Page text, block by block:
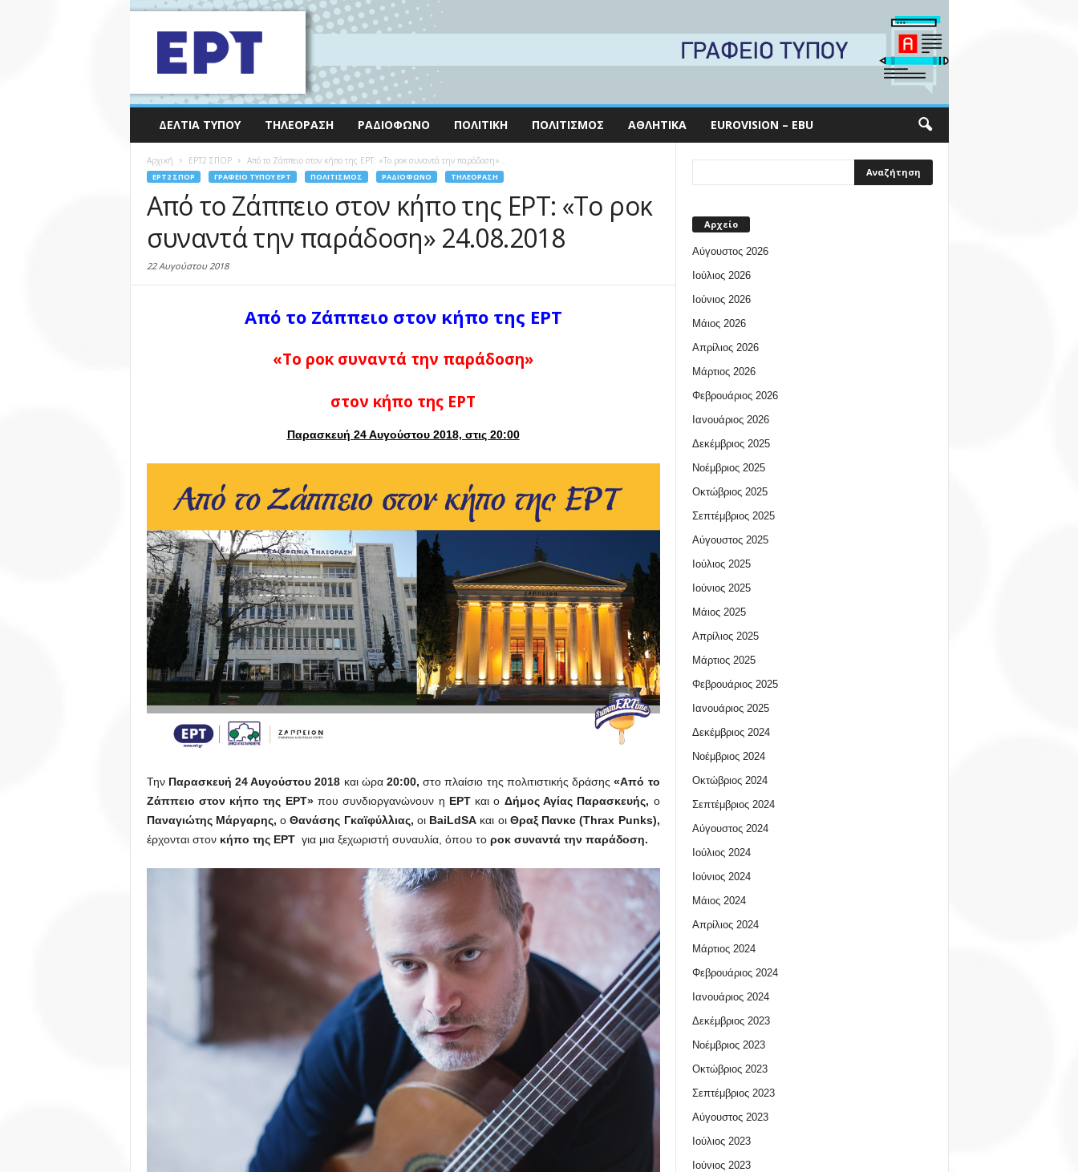
ΔΕΛΤΊΑ ΤΎΠΟΥ ΤΗΛΕΌΡΑΣΗ ΡΑΔΙΌΦΩΝΟ ΠΟΛΙΤΙΚΉ ΠΟΛΙΤΙΣΜΌΣ ΑΘΛΗΤΙΚΆ EUROVISION – EBU
Αρχική EΡΤ2 ΣΠΟΡ Από το Ζάππειο στον κήπο της ΕΡΤ: «Το ροκ συναντά την παράδοση»...
EΡΤ2 ΣΠΟΡ ΓΡΑΦΕΊΟ ΤΎΠΟΥ ΕΡΤ ΠΟΛΙΤΙΣΜΌΣ ΡΑΔΙΌΦΩΝΟ ΤΗΛΕΌΡΑΣΗ
Από το Ζάππειο στον κήπο της ΕΡΤ: «Το ροκ
συναντά την παράδοση» 24.08.2018
22 Αυγούστου 2018
Από το Ζάππειο στον κήπο της ΕΡΤ
«Το ροκ συναντά την παράδοση»
στον κήπο της ΕΡΤ
Παρασκευή 24 Αυγούστου 2018, στις 20:00
ΤηνΠαρασκευή 24 Αυγούστου 2018 και ώρα20:00,στο πλαίσιο της πολιτιστικής δράσης«Από το
Ζάππειο στον κήπο της ΕΡΤ» που συνδιοργανώνουν η ΕΡΤκαι ο Δήμος Αγίας Παρασκευής, ο
Παναγιώτης Μάργαρης, οΘανάσης Γκαϊφύλλιας, οι BaiLdSA και οι Θραξ Πανκc (Thrax Punks),
έρχονται στον κήπο της ΕΡΤ για μια ξεχωριστή συναυλία, όπου το ροκ συναντά την παράδοση.
Αρχείο
Αύγουστος 2026
Ιούλιος 2026
Ιούνιος 2026
Μάιος 2026
Απρίλιος 2026
Μάρτιος 2026
Φεβρουάριος 2026
Ιανουάριος 2026
Δεκέμβριος 2025
Νοέμβριος 2025
Οκτώβριος 2025
Σεπτέμβριος 2025
Αύγουστος 2025
Ιούλιος 2025
Ιούνιος 2025
Μάιος 2025
Απρίλιος 2025
Μάρτιος 2025
Φεβρουάριος 2025
Ιανουάριος 2025
Δεκέμβριος 2024
Νοέμβριος 2024
Οκτώβριος 2024
Σεπτέμβριος 2024
Αύγουστος 2024
Ιούλιος 2024
Ιούνιος 2024
Μάιος 2024
Απρίλιος 2024
Μάρτιος 2024
Φεβρουάριος 2024
Ιανουάριος 2024
Δεκέμβριος 2023
Νοέμβριος 2023
Οκτώβριος 2023
Σεπτέμβριος 2023
Αύγουστος 2023
Ιούλιος 2023
Ιούνιος 2023